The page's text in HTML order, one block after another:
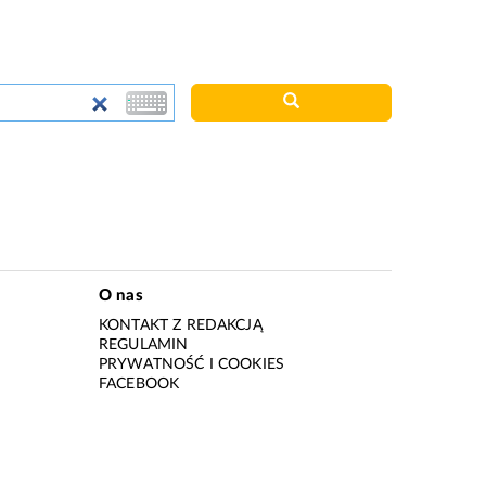
O nas
KONTAKT Z REDAKCJĄ
REGULAMIN
PRYWATNOŚĆ I COOKIES
FACEBOOK